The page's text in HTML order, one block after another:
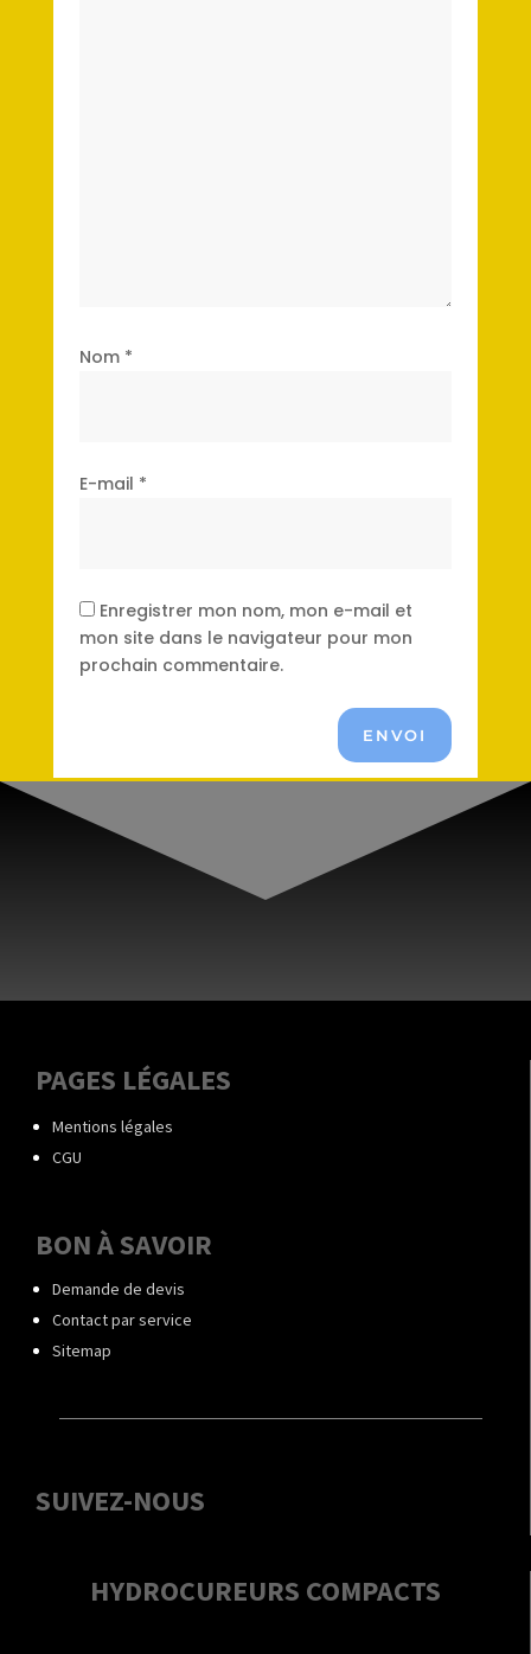
Nom *
E-mail *
Enregistrer mon nom, mon e-mail et
mon site dans le navigateur pour mon
prochain commentaire.
ENVOI
PAGES LÉGALES
Mentions légales
CGU
BON À SAVOIR
Demande de devis
Contact par service
Sitemap
SUIVEZ-NOUS
HYDROCUREURS COMPACTS